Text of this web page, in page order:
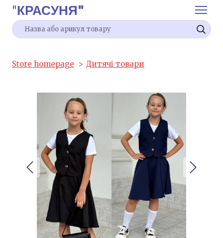
"КРАСУНЯ"
Store homepage Дитячі товари